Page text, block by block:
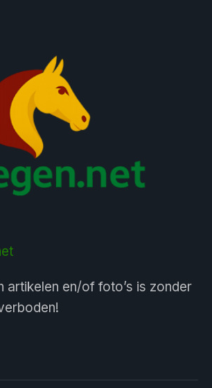
artikelen en/of foto’s is zonder